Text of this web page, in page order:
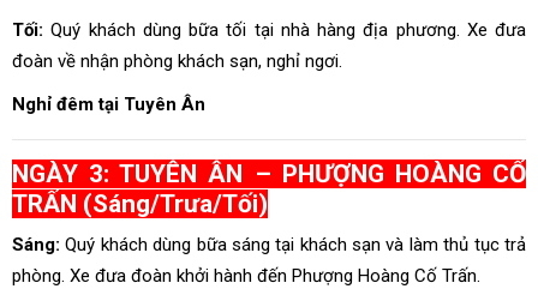
Tối:Quý khách dùng bữa tối tại nhà hàng địa phương. Xe đưa
đoàn về nhận phòng khách sạn, nghỉ ngơi.
Nghỉ đêm tại Tuyên Ân
NGÀY 3: TUYÊN ÂN – PHƯỢNG HOÀNG CỔ
TRẤN (Sáng/Trưa/Tối)
Sáng:Quý khách dùng bữa sáng tại khách sạn và làm thủ tục trả
phòng. Xe đưa đoàn khởi hành đến Phượng Hoàng Cố Trấn.